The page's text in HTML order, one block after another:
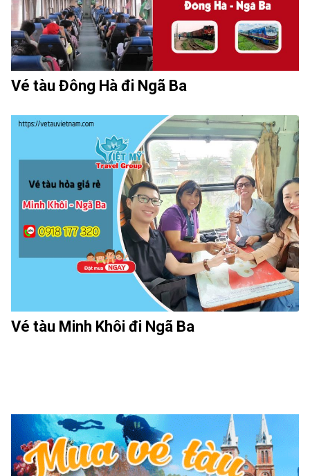
Vé tàu Đông Hà đi Ngã Ba
Vé tàu Minh Khôi đi Ngã Ba